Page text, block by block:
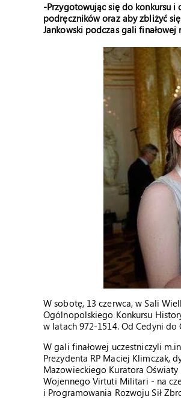
-Przygotowując się do konkursu
podręczników oraz aby zbliżyć
Jankowski podczas gali finałowej
W sobotę, 13 czerwca, w Sali
Ogólnopolskiego Konkursu
w latach 972-1514. Od Cedyni do
W gali finałowej uczestniczyli
Prezydenta RP Maciej Klimczak,
Mazowieckiego Kuratora
Wojennego Virtuti Militari - na
i Programowania Rozwoju Sił